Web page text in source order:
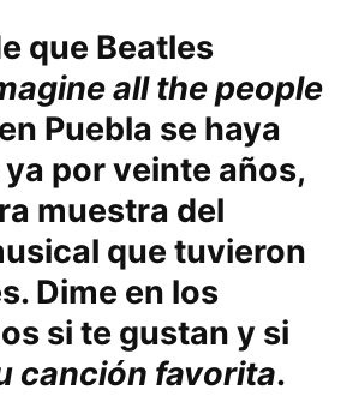
que Beatles
all the people
Puebla se haya
por veinte años,
muestra del
que tuvieron
Dime en los
si te gustan y si
canción favorita.